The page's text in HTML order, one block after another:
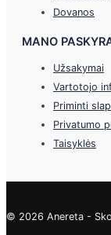
Dovanos
MANO
Užsakymai
Vartotojo
Priminti
Privatumo
Taisyklės
© 2026 Anereta -